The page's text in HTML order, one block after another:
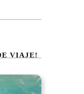
VIAJE!